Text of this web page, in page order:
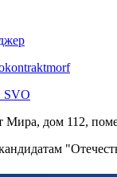
Мира, дом 112,